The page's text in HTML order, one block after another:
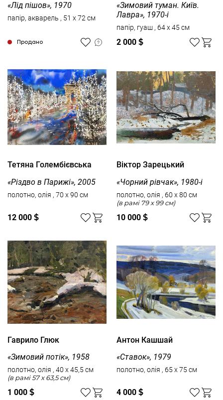
«Лід пішов», 1970
папір, акварель , 51 x 72 см
Продано
«Зимовий туман. Київ.
Лавра», 1970-і
папір, гуаш , 64 x 45 см
2 000 $
Тетяна Голембієвська
«Різдво в Парижі», 2005
полотно, олія , 70 x 90 см
12 000 $
Вiктор Зарецький
«Чорний рівчак», 1980-і
полотно, олія , 60 x 80 см
(в рамі 79 x 99 см)
10 000 $
Гаврило Глюк
«Зимовий потік», 1958
полотно, олія , 40 x 45,5 см
(в рамі 57 x 63,5 см)
1 000 $
Антон Кашшай
«Ставок», 1979
полотно, олія , 65 x 75 см
4 000 $